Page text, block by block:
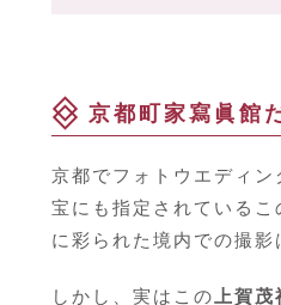
京都町家寫眞館
京都でフォトウエディ
宝にも指定されている
に彩られた境内での撮影
しかし、実はこの 上賀